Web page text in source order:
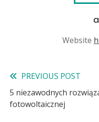
Website
Read
more
PREVIOUS POST
5 niezawodnych
fotowoltaicznej